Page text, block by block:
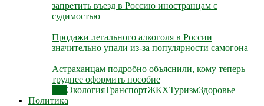
запретить въезд в Россию иностранцам с
судимостью
Продажи легального алкоголя в России
значительно упали из-за популярности самогона
Астраханцам подробно объяснили, кому теперь
труднее оформить пособие
ЭкологияТранспортЖКХТуризмЗдоровье
Политика